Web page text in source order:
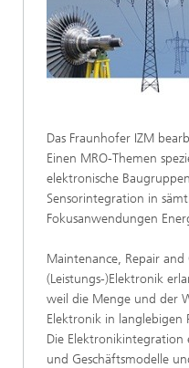
Das Fraunhofer IZM
Einen MRO-Themen
elektronische
Sensorintegration in
Fokusanwendungen
Maintenance, Repair
(Leistungs-)Elektronik
weil die Menge und der
Elektronik in langlebigen
Die Elektronikintegration
und Geschäftsmodelle